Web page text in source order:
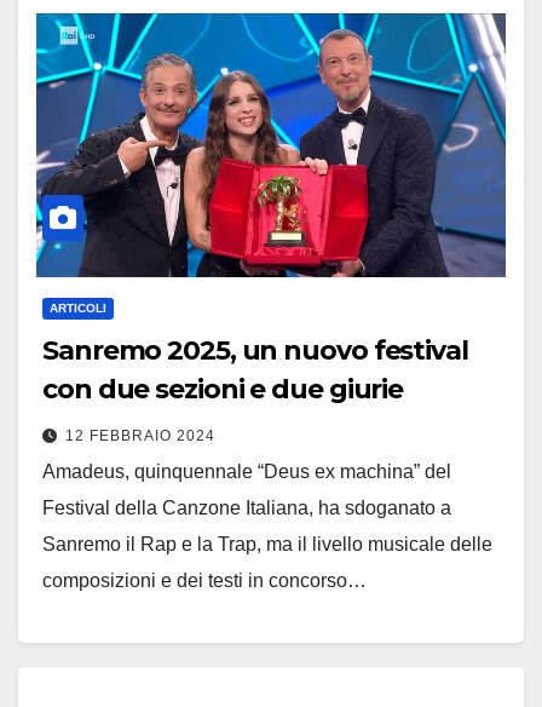
ARTICOLI
Sanremo 2025, un nuovo festival
con due sezioni e due giurie
12 FEBBRAIO 2024
Amadeus, quinquennale “Deus ex machina” del
Festival della Canzone Italiana, ha sdoganato a
Sanremo il Rap e la Trap, ma il livello musicale delle
composizioni e dei testi in concorso…